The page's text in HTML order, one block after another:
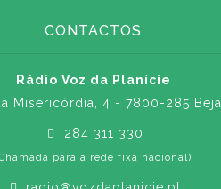
CONTACTOS
Rádio Voz da Planície
Misericórdia, 4 - 7800-285 Beja
284 311 330
para a rede fixa nacional)